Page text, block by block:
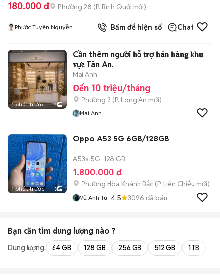
180.000 đ Phường 28 (P. Bình Quới mới)
Phước Tuyên Nguyễn Bấm để hiện số Chat
1 phút trước 1
Cần thêm người 𝐡ỗ 𝐭𝐫ợ 𝐛á𝐧 𝐡à𝐧𝐠 𝐤𝐡𝐮
𝐯ự𝐜 Tân An.
Mai Anh
Đến 10 triệu/tháng
Phường 3 (P. Long An mới)
Mai Anh
1 phút trước 3
Oppo A53 5G 6GB/128GB
A53s 5G 128 GB
1.800.000 đ
Phường Hòa Khánh Bắc (P. Liên Chiểu mới)
Vũ Anh Tú 4.5 3096 đã bán
Bạn cần tìm dung lượng nào ?
Dung lượng: 64 GB 128 GB 256 GB 512 GB 1 TB